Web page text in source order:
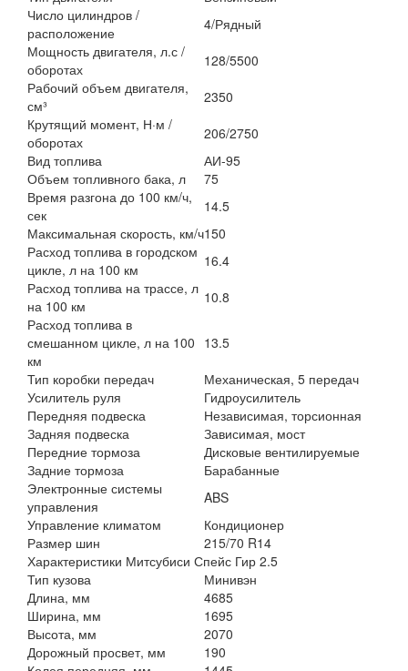
Число цилиндров /
расположение
4/Рядный
Мощность двигателя, л.с /
оборотах
128/5500
Рабочий объем двигателя,
см³
2350
Крутящий момент, Н·м /
оборотах
206/2750
Вид топлива
АИ-95
Объем топливного бака, л
75
Время разгона до 100 км/ч,
сек
14.5
Максимальная скорость, км/ч150
Расход топлива в городском
цикле, л на 100 км
16.4
Расход топлива на трассе, л
на 100 км
10.8
Расход топлива в
смешанном цикле, л на 100
км
13.5
Тип коробки передач
Механическая, 5 передач
Усилитель руля
Гидроусилитель
Передняя подвеска
Независимая, торсионная
Задняя подвеска
Зависимая, мост
Передние тормоза
Дисковые вентилируемые
Задние тормоза
Барабанные
Электронные системы
управления
ABS
Управление климатом
Кондиционер
Размер шин
215/70 R14
Характеристики Митсубиси Спейс Гир 2.5
Тип кузова
Минивэн
Длина, мм
4685
Ширина, мм
1695
Высота, мм
2070
Дорожный просвет, мм
190